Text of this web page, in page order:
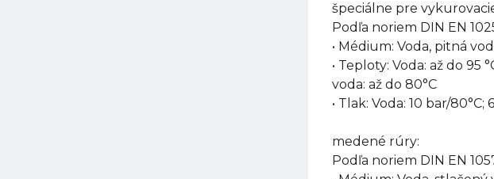
špeciálne pre
Podľa noriem DIN EN
• Médium: Voda, pitná
• Teploty: Voda: až do 95
voda: až do 80°C
• Tlak: Voda: 10 bar/80°C;
medené rúry:
Podľa noriem DIN EN